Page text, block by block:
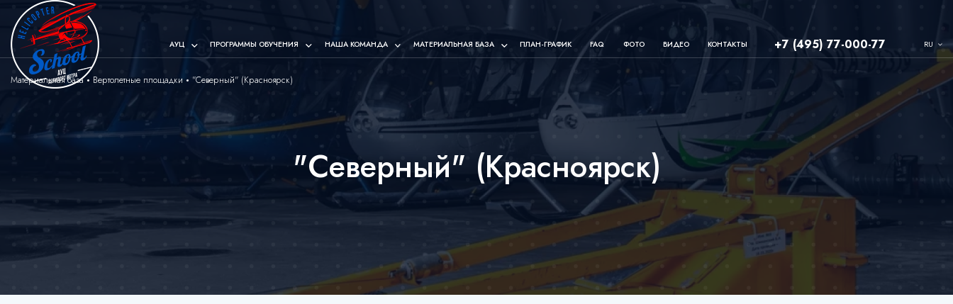
АУЦ ПРОГРАММЫ ОБУЧЕНИЯ НАША КОМАНДА МАТЕРИАЛЬНАЯ БАЗА ПЛАН-ГРАФИК FAQ ФОТО ВИДЕО КОНТАКТЫ +7 (495) 77-000-77 RU
Материальная база Вертолетные площадки "Северный" (Красноярск)
"Северный" (Красноярск)